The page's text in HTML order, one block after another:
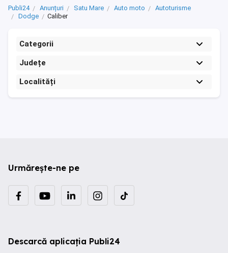
Publi24 Anunțuri Satu Mare Auto moto
Autoturisme
Dodge
Caliber
Categorii
Județe
Localități
Urmărește-ne pe
Descarcă aplicația Publi24